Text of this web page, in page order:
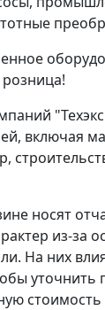
включая
носят
из-за
На них
уточнить
стоимость